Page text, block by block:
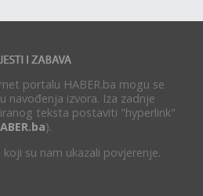
portalu HABER.ba mogu se
navođenja izvora. Iza zadnje
teksta postaviti "hyperlink"
).
koji su nam ukazali povjerenje.